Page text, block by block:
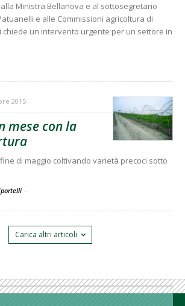
Ministra Bellanova e al sottosegretario
e alle Commissioni agricoltura di
chiede un intervento urgente per un settore in
2015
mese con la
di maggio coltivando varietà precoci sotto
-
Carica altri articoli